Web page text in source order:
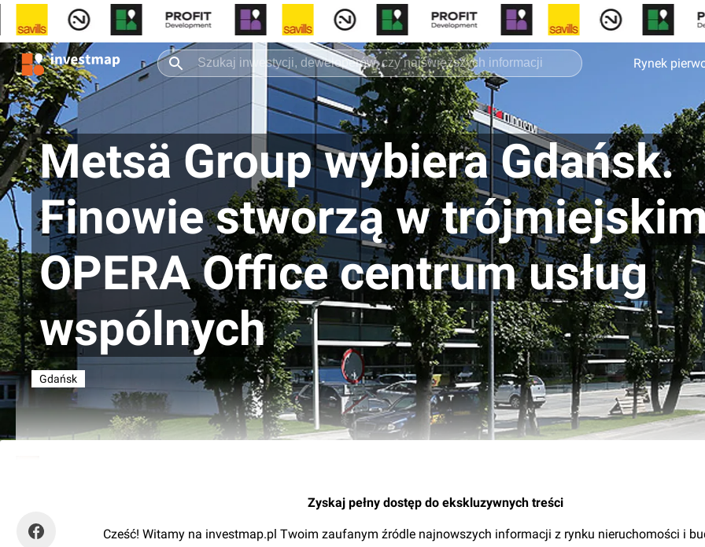
Rynek
Metsä Group wybiera Gdańsk.
Finowie stworzą w
OPERA Office centrum usług
wspólnych
Gdańsk
Zyskaj pełny dostęp do ekskluzywnych treści
Cześć! Witamy na investmap.pl Twoim zaufanym źródle najnowszych informacji z rynku nieruchomości i